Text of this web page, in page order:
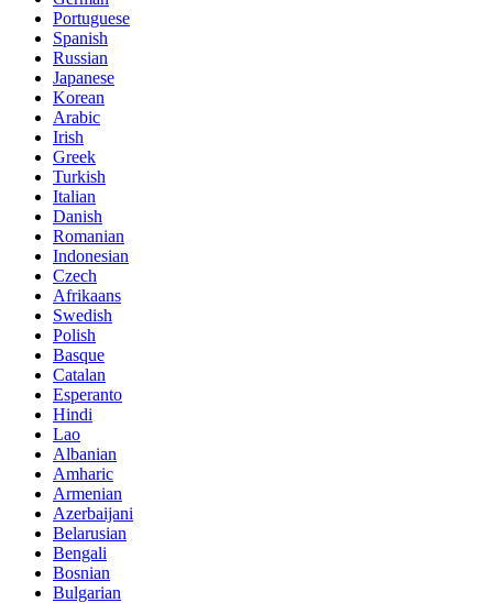
Portuguese
Spanish
Russian
Japanese
Korean
Arabic
Irish
Greek
Turkish
Italian
Danish
Romanian
Indonesian
Czech
Afrikaans
Swedish
Polish
Basque
Catalan
Esperanto
Hindi
Lao
Albanian
Amharic
Armenian
Azerbaijani
Belarusian
Bengali
Bosnian
Bulgarian